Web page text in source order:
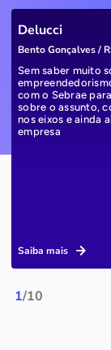
1/10
Delucci
Bento Gonçalves /
Sem saber muito
com o Sebrae
sobre o assunto,
nos eixos e ainda
empresa
Saiba mais